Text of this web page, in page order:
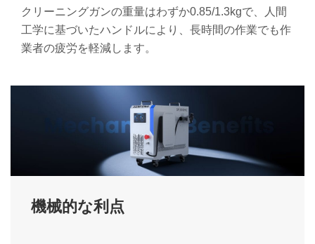
クリーニングガンの重量はわずか0.85/1.3kgで、人間
工学に基づいたハンドルにより、長時間の作業でも作
業者の疲労を軽減します。
機械的な利点